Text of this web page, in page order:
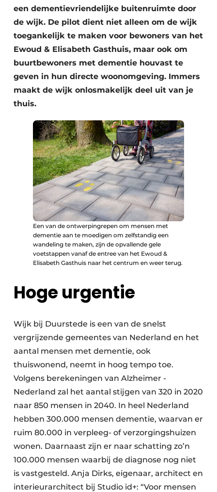
een dementievriendelijke buitenruimte door
de wijk. De pilot dient niet alleen om de wijk
toegankelijk te maken voor bewoners van het
Ewoud & Elisabeth Gasthuis, maar ook om
buurtbewoners met dementie houvast te
geven in hun directe woonomgeving. Immers
maakt de wijk onlosmakelijk deel uit van je
thuis.
Een van de ontwerpingrepen om mensen met
dementie aan te moedigen om zelfstandig een
wandeling te maken, zijn de opvallende gele
voetstappen vanaf de entree van het Ewoud &
Elisabeth Gasthuis naar het centrum en weer terug.
Hoge urgentie
Wijk bij Duurstede is een van de snelst
vergrijzende gemeentes van ­Nederland en het
aantal mensen met dementie, ook
thuiswonend, neemt in hoog tempo toe.
Volgens berekeningen van Alzheimer ­
Nederland zal het aantal stijgen van 320 in 2020
naar 850 mensen in 2040. In heel Nederland
hebben 300.000 mensen dementie, waarvan er
ruim 80.000 in verpleeg- of verzorgingshuizen
wonen. Daarnaast zijn er naar schatting zo’n
100.000 mensen waarbij de diagnose nog niet
is vastgesteld. Anja Dirks, eigenaar, architect en
interieurarchitect bij Studio id+: “Voor mensen